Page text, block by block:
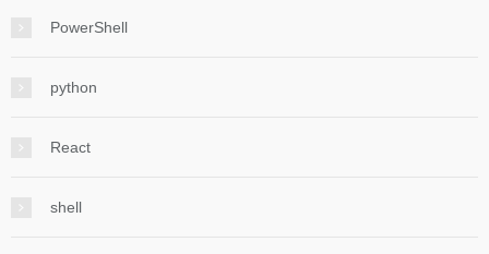
PowerShell
python
React
shell